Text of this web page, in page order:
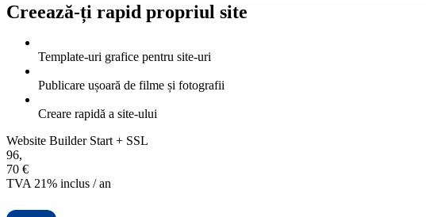
Creează-ți rapid propriul site
Template-uri grafice pentru site-uri
Publicare ușoară de filme și fotografii
Creare rapidă a site-ului
Website Builder Start + SSL
96,70 € TVA 21% inclus / an
96,
70 €
TVA 21% inclus / an